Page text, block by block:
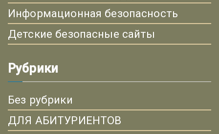
Информационная безопасность
Детские безопасные сайты
Рубрики
Без рубрики
ДЛЯ АБИТУРИЕНТОВ